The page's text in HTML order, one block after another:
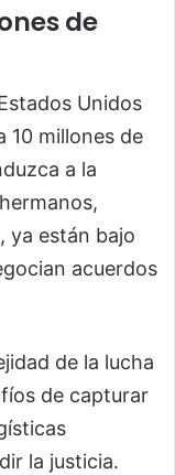
de
Unidos
10 millones de
a la
ya están bajo
acuerdos
de la lucha
de capturar
la justicia.